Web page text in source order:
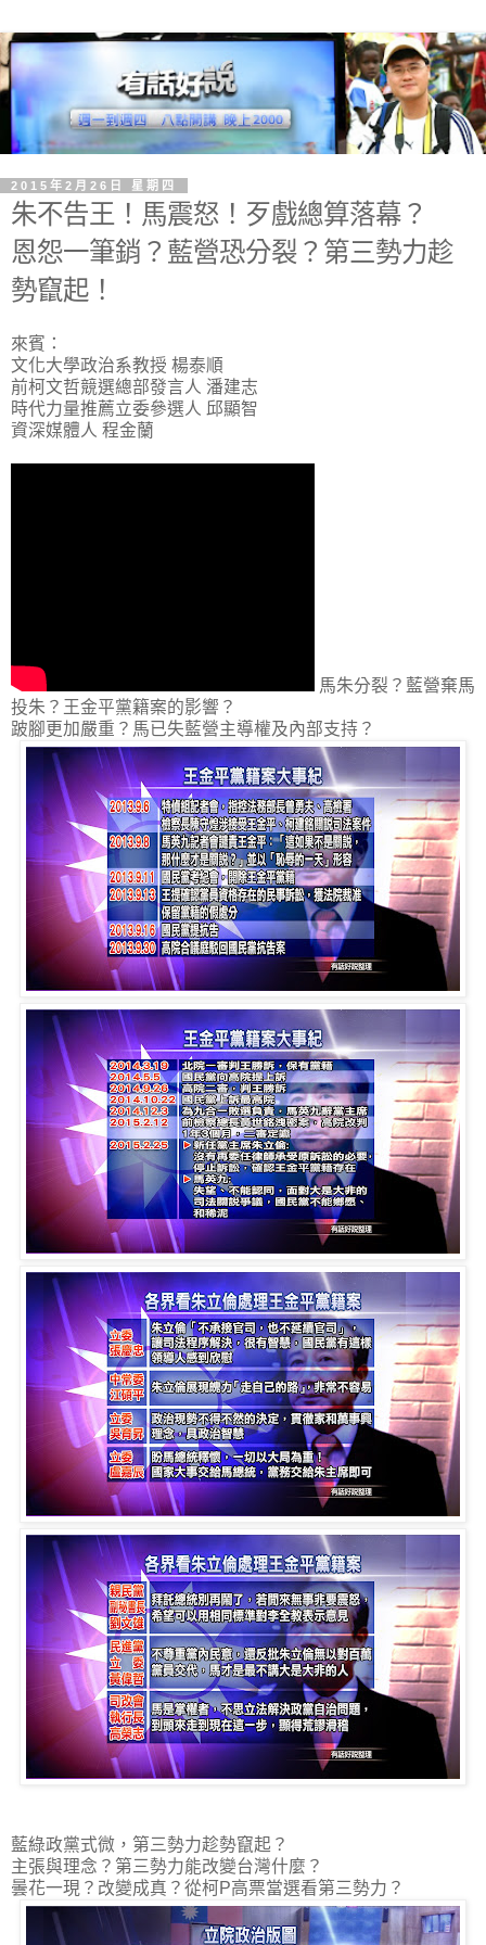
2015年2月26日 星期四
朱不告王！馬震怒！歹戲總算落幕？
恩怨一筆銷？藍營恐分裂？第三勢力趁
勢竄起！
來賓：
文化大學政治系教授 楊泰順
前柯文哲競選總部發言人 潘建志
時代力量推薦立委參選人 邱顯智
資深媒體人 程金蘭
馬朱分裂？藍營棄馬
投朱？王金平黨籍案的影響？
跛腳更加嚴重？馬已失藍營主導權及內部支持？
藍綠政黨式微，第三勢力趁勢竄起？
主張與理念？第三勢力能改變台灣什麼？
曇花一現？改變成真？從柯P高票當選看第三勢力？